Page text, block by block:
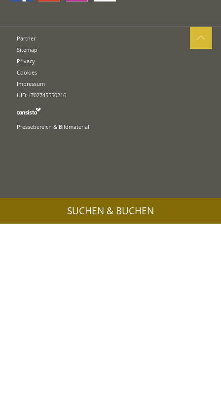
Partner
Sitemap
Privacy
Cookies
Impressum
UID: IT02745550216
Pressebereich & Bildmaterial
SUCHEN & BUCHEN